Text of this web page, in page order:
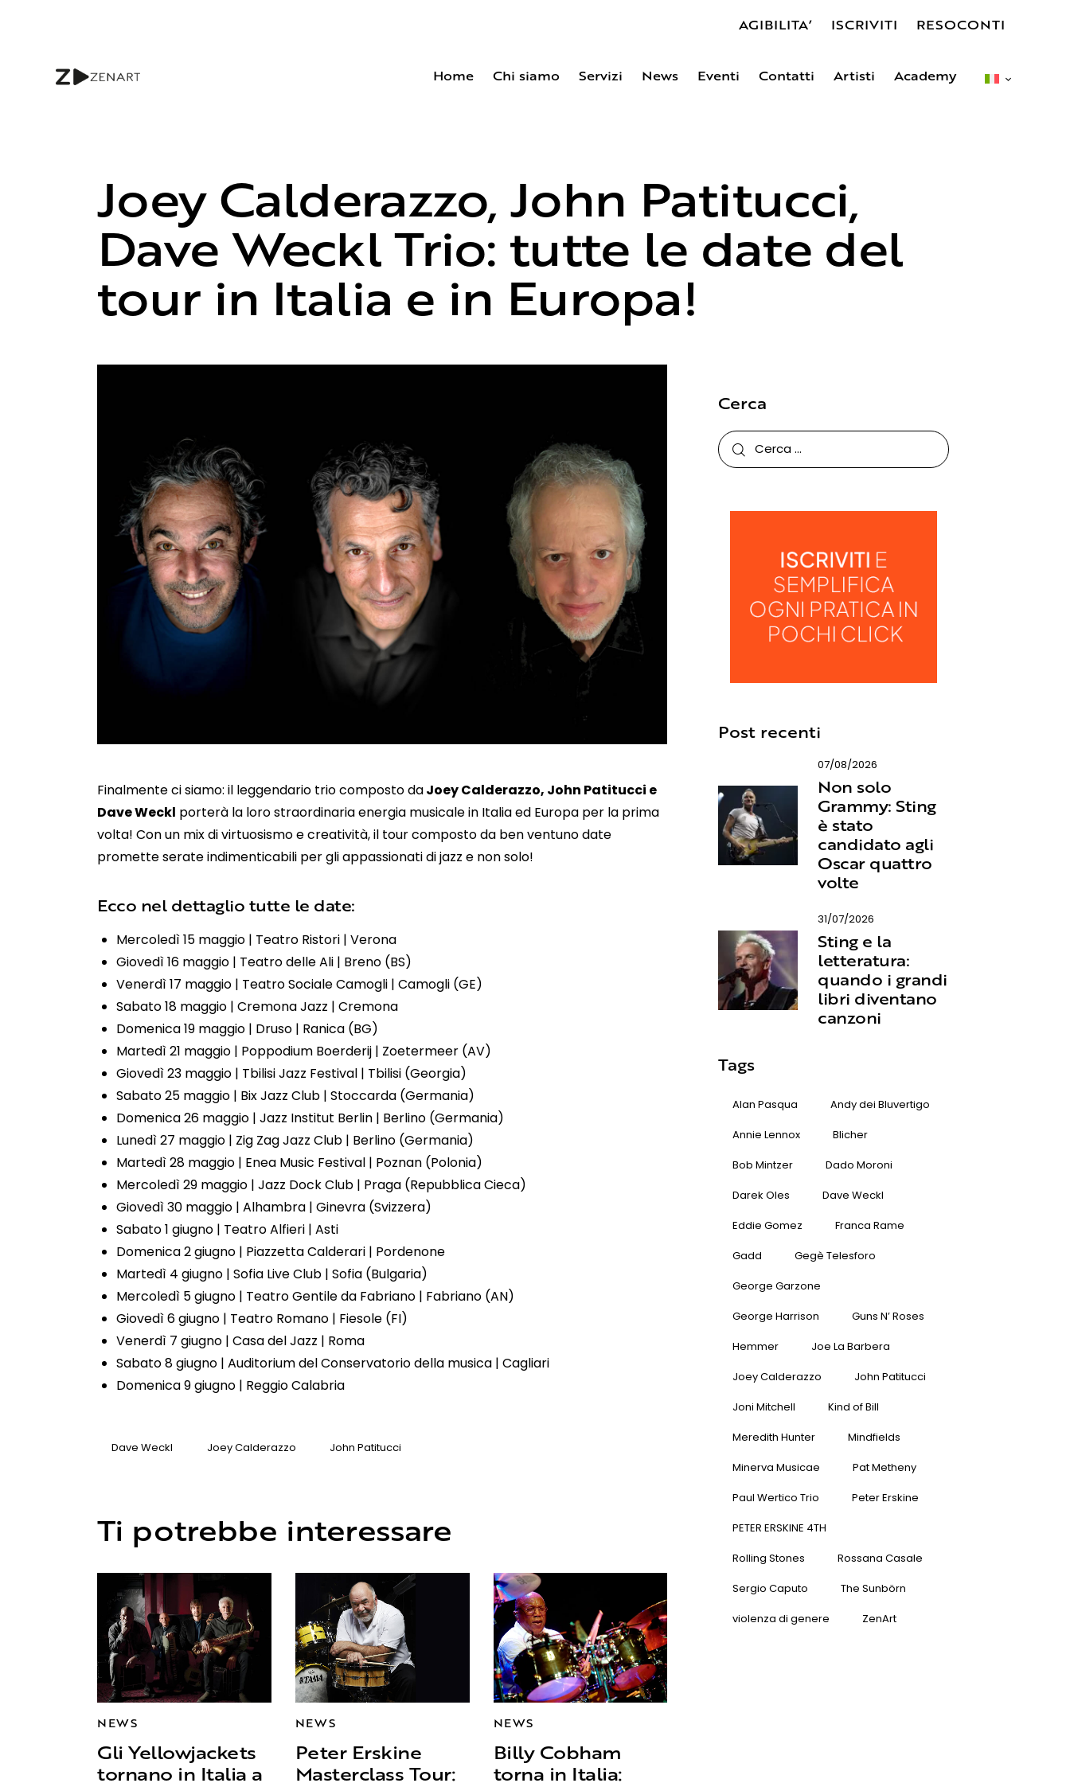
AGIBILITA’ ISCRIVITI RESOCONTI
Home Chi siamo Servizi News Eventi Contatti Artisti Academy
Joey Calderazzo, John Patitucci,
Dave Weckl Trio: tutte le date del
tour in Italia e in Europa!
Finalmente ci siamo: il leggendario trio composto daJoey Calderazzo, John Patitucci e
Dave Weckl porterà la loro straordinaria energia musicale in Italia ed Europa per la prima
volta! Con un mix di virtuosismo e creatività, il tour composto da ben ventuno date
promette serate indimenticabili per gli appassionati di jazz e non solo!
Ecco nel dettaglio tutte le date:
Mercoledì 15 maggio | Teatro Ristori | Verona
Giovedì 16 maggio | Teatro delle Ali | Breno (BS)
Venerdì 17 maggio | Teatro Sociale Camogli | Camogli (GE)
Sabato 18 maggio | Cremona Jazz | Cremona
Domenica 19 maggio | Druso | Ranica (BG)
Martedì 21 maggio | Poppodium Boerderij | Zoetermeer (AV)
Giovedì 23 maggio | Tbilisi Jazz Festival | Tbilisi (Georgia)
Sabato 25 maggio | Bix Jazz Club | Stoccarda (Germania)
Domenica 26 maggio | Jazz Institut Berlin | Berlino (Germania)
Lunedì 27 maggio | Zig Zag Jazz Club | Berlino (Germania)
Martedì 28 maggio | Enea Music Festival | Poznan (Polonia)
Mercoledì 29 maggio | Jazz Dock Club | Praga (Repubblica Cieca)
Giovedì 30 maggio | Alhambra | Ginevra (Svizzera)
Sabato 1 giugno | Teatro Alfieri | Asti
Domenica 2 giugno | Piazzetta Calderari | Pordenone
Martedì 4 giugno | Sofia Live Club | Sofia (Bulgaria)
Mercoledì 5 giugno | Teatro Gentile da Fabriano | Fabriano (AN)
Giovedì 6 giugno | Teatro Romano | Fiesole (FI)
Venerdì 7 giugno | Casa del Jazz | Roma
Sabato 8 giugno | Auditorium del Conservatorio della musica | Cagliari
Domenica 9 giugno | Reggio Calabria
Dave Weckl Joey Calderazzo John Patitucci
Ti potrebbe interessare
NEWS
Gli Yellowjackets
tornano in Italia a
NEWS
Peter Erskine
Masterclass Tour:
NEWS
Billy Cobham
torna in Italia:
Cerca
Post recenti
07/08/2026
Non solo
Grammy: Sting
è stato
candidato agli
Oscar quattro
volte
31/07/2026
Sting e la
letteratura:
quando i grandi
libri diventano
canzoni
Tags
Alan Pasqua
Andy dei Bluvertigo
Annie Lennox
Blicher
Bob Mintzer
Dado Moroni
Darek Oles
Dave Weckl
Eddie Gomez
Franca Rame
Gadd
Gegè Telesforo
George Garzone
George Harrison
Guns N’ Roses
Hemmer
Joe La Barbera
Joey Calderazzo
John Patitucci
Joni Mitchell
Kind of Bill
Meredith Hunter
Mindfields
Minerva Musicae
Pat Metheny
Paul Wertico Trio
Peter Erskine
PETER ERSKINE 4TH
Rolling Stones
Rossana Casale
Sergio Caputo
The Sunbörn
violenza di genere
ZenArt